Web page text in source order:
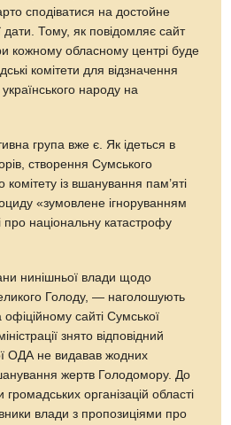
сподіватися на достойне
дати. Тому, як повідомляє сайт
кожному обласному центрі буде
комітети для відзначення
народу на
група вже є. Як ідеться в
створення Сумського
із вшанування пам’яті
«зумовлене ігноруванням
національну катастрофу
нинішньої влади щодо
Голоду, — наголошують
сайті Сумської
знято відповідний
ОДА не видавав жодних
жертв Голодомору. До
організацій області
влади з пропозиціями про